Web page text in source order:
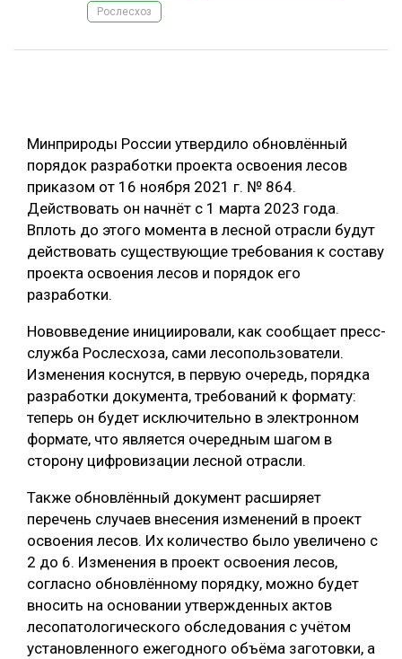
ОБРАБОТКА ДРЕВЕСИНЫ
ЛОГИСТИКА
ПРОИЗВОДСТВО ДРЕВЕСНЫХ ПЛИТ
ЦБП
КОМПЛЕКСНАЯ ПЕРЕРАБОТКА
ЛЕСОПИЛЕНИЕ
ДЕРЕВЯННОЕ ДОМОСТРОЕНИЕ
БЕЗОПАСНОЕ ПРОИЗВОДСТВО
СОРТИРОВКА ДРЕВЕСИНЫ
СУШКА ДРЕВЕСИНЫ
МЕБЕЛЬНОЕ ПРОИЗВОДСТВО
ПОДБОРКИ СТАТЕЙ
Рослесхоз
Минприроды России утвердило обновлённый
порядок разработки проекта освоения лесов
приказом от 16 ноября 2021 г. № 864.
Действовать он начнёт с 1 марта 2023 года.
Вплоть до этого момента в лесной отрасли будут
действовать существующие требования к составу
проекта освоения лесов и порядок его
разработки.
Нововведение инициировали, как сообщает пресс-
служба Рослесхоза, сами лесопользователи.
Изменения коснутся, в первую очередь, порядка
разработки документа, требований к формату:
теперь он будет исключительно в электронном
формате, что является очередным шагом в
сторону цифровизации лесной отрасли.
Также обновлённый документ расширяет
перечень случаев внесения изменений в проект
освоения лесов. Их количество было увеличено с
2 до 6. Изменения в проект освоения лесов,
согласно обновлённому порядку, можно будет
вносить на основании утвержденных актов
лесопатологического обследования с учётом
установленного ежегодного объёма заготовки, а